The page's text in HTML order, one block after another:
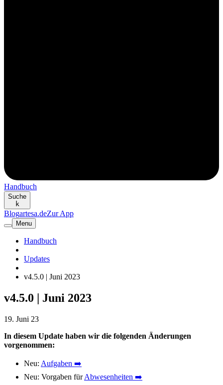
Handbuch
Suche
k
Blogartesa.deZur App
Menu
Handbuch
Updates
v4.5.0 | Juni 2023
v4.5.0 | Juni 2023
19. Juni 23
In diesem Update haben wir die folgenden Änderungen
vorgenommen:
Neu: Aufgaben ➡️
Neu: Vorgaben fürAbwesenheiten ➡️